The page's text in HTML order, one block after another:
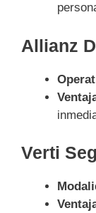
Allianz
Verti